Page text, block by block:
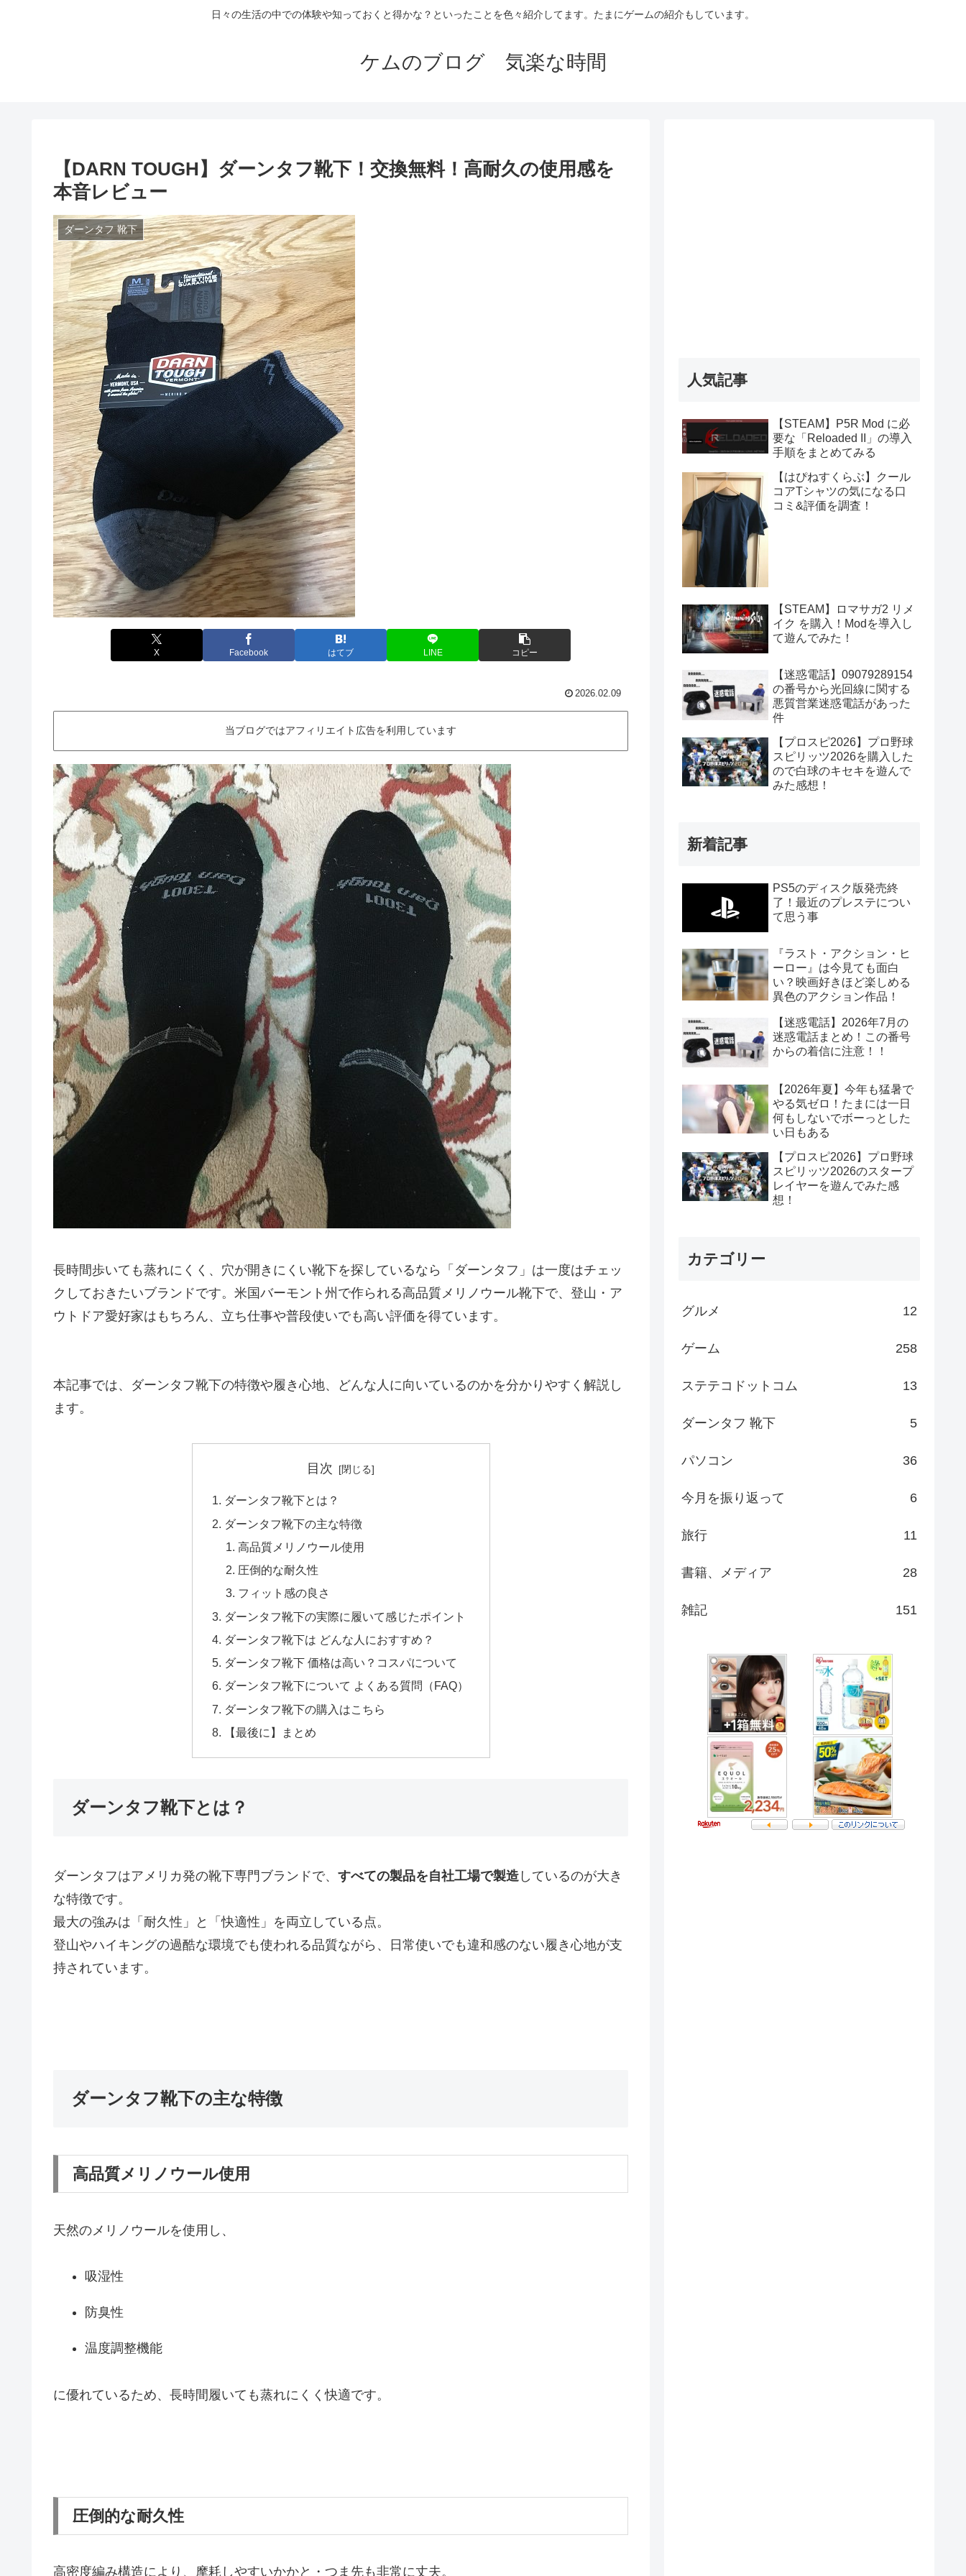
日々の生活の中での体験や知っておくと得かな？といったことを色々紹介してます。たまにゲームの紹介もしています。
ケムのブログ 気楽な時間
【DARN TOUGH】ダーンタフ靴下！交換無料！高耐久の使用感を
本音レビュー
ダーンタフ 靴下
X Facebook はてブ LINE コピー
2026.02.09
当ブログではアフィリエイト広告を利用しています
長時間歩いても蒸れにくく、穴が開きにくい靴下を探しているなら「ダーンタフ」は一度はチェッ
クしておきたいブランドです。米国バーモント州で作られる高品質メリノウール靴下で、登山・ア
ウトドア愛好家はもちろん、立ち仕事や普段使いでも高い評価を得ています。
本記事では、ダーンタフ靴下の特徴や履き心地、どんな人に向いているのかを分かりやすく解説し
ます。
目次
ダーンタフ靴下とは？
ダーンタフ靴下の主な特徴
高品質メリノウール使用
圧倒的な耐久性
フィット感の良さ
ダーンタフ靴下の実際に履いて感じたポイント
ダーンタフ靴下は どんな人におすすめ？
ダーンタフ靴下 価格は高い？コスパについて
ダーンタフ靴下について よくある質問（FAQ）
ダーンタフ靴下の購入はこちら
【最後に】まとめ
ダーンタフ靴下とは？
ダーンタフはアメリカ発の靴下専門ブランドで、 すべての製品を自社工場で製造 しているのが大き
な特徴です。
最大の強みは「耐久性」と「快適性」を両立している点。
登山やハイキングの過酷な環境でも使われる品質ながら、日常使いでも違和感のない履き心地が支
持されています。
ダーンタフ靴下の主な特徴
高品質メリノウール使用
天然のメリノウールを使用し、
吸湿性
防臭性
温度調整機能
に優れているため、長時間履いても蒸れにくく快適です。
圧倒的な耐久性
高密度編み構造により、摩耗しやすいかかと・つま先も非常に丈夫。
人気記事
【STEAM】P5R Mod に必
要な「Reloaded II」の導入
手順をまとめてみる
【はぴねすくらぶ】クール
コアTシャツの気になる口
コミ&評価を調査！
【STEAM】ロマサガ2 リメ
イク を購入！Modを導入し
て遊んでみた！
【迷惑電話】09079289154
の番号から光回線に関する
悪質営業迷惑電話があった
件
【プロスピ2026】プロ野球
スピリッツ2026を購入した
ので白球のキセキを遊んで
みた感想！
新着記事
PS5のディスク版発売終
了！最近のプレステについ
て思う事
『ラスト・アクション・ヒ
ーロー』は今見ても面白
い？映画好きほど楽しめる
異色のアクション作品！
【迷惑電話】2026年7月の
迷惑電話まとめ！この番号
からの着信に注意！！
【2026年夏】今年も猛暑で
やる気ゼロ！たまには一日
何もしないでボーっとした
い日もある
【プロスピ2026】プロ野球
スピリッツ2026のスタープ
レイヤーを遊んでみた感
想！
カテゴリー
グルメ 12
ゲーム 258
ステテコドットコム 13
ダーンタフ 靴下 5
パソコン 36
今月を振り返って 6
旅行 11
書籍、メディア 28
雑記 151